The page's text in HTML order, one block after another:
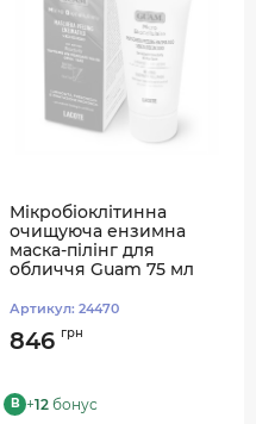
Мікробіоклітинна
очищуюча ензимна
маска-пілінг для
обличчя Guam 75 мл
Артикул: 24470
846 грн
B +12 бонус